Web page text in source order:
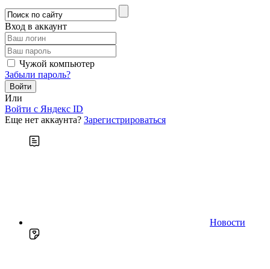
Вход в аккаунт
Чужой компьютер
Забыли пароль?
Или
Войти c Яндекс ID
Еще нет аккаунта? Зарегистрироваться
Новости